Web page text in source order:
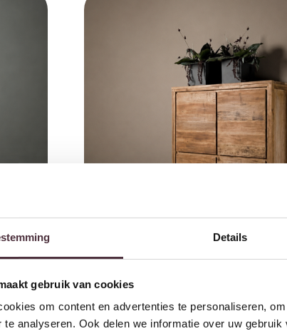
Details
gebruik van cookies
om content en advertenties te personaliseren,
te analyseren. Ook delen we informatie over uw
€1.569,00